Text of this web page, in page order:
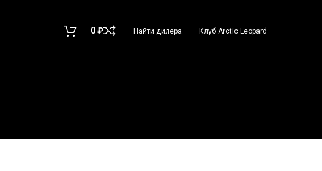
0₽ Найти дилера Клуб Arctic Leopard